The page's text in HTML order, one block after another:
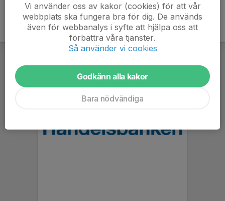
Vi använder oss av kakor (cookies) för att vår
webbplats ska fungera bra för dig. De används
även för webbanalys i syfte att hjälpa oss att
förbättra våra tjänster.
Så använder vi cookies
Godkänn alla kakor
Bara nödvändiga